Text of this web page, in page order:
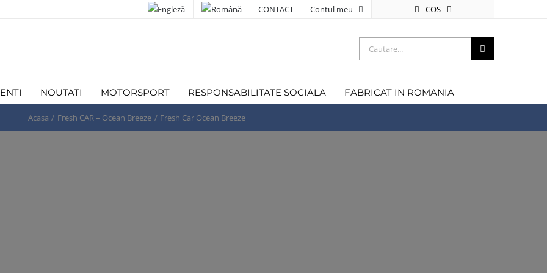
CONTACT Contul meu COS
Cautare...
NOUTATI MOTORSPORT RESPONSABILITATE SOCIALA FABRICAT IN ROMANIA
Acasa Fresh CAR – Ocean Breeze Fresh Car Ocean Breeze